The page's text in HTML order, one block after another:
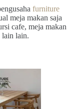
furniture
meja makan saja
cafe, meja makan
lain lain.